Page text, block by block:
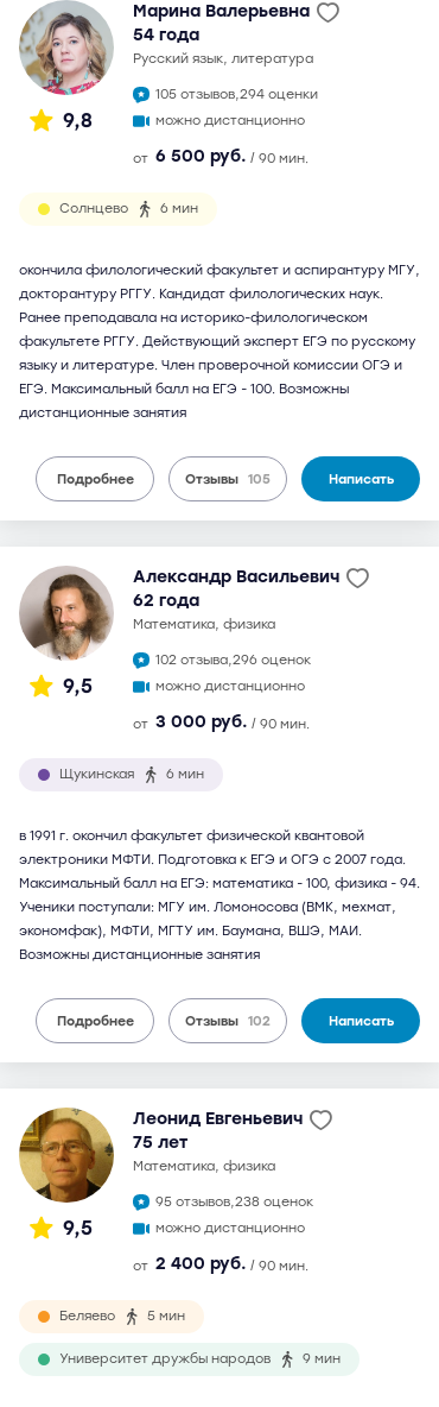
9,8
Марина Валерьевна
54 года
русский язык, литература
105 отзывов,294 оценки
можно дистанционно
от 6 500 руб. / 90 мин.
Солнцево 6 мин
окончила филологический факультет и аспирантуру МГУ,
докторантуру РГГУ. Кандидат филологических наук.
Ранее преподавала на историко-филологическом
факультете РГГУ. Действующий эксперт ЕГЭ по русскому
языку и литературе. Член проверочной комиссии ОГЭ и
ЕГЭ. Максимальный балл на ЕГЭ - 100. Возможны
дистанционные занятия
Подробнее Отзывы 105 Написать
9,5
Александр Васильевич
62 года
математика, физика
102 отзыва,296 оценок
можно дистанционно
от 3 000 руб. / 90 мин.
Щукинская 6 мин
в 1991 г. окончил факультет физической квантовой
электроники МФТИ. Подготовка к ЕГЭ и ОГЭ с 2007 года.
Максимальный балл на ЕГЭ: математика - 100, физика - 94.
Ученики поступали: МГУ им. Ломоносова (ВМК, мехмат,
экономфак), МФТИ, МГТУ им. Баумана, ВШЭ, МАИ.
Возможны дистанционные занятия
Подробнее Отзывы 102 Написать
9,5
Леонид Евгеньевич
75 лет
математика, физика
95 отзывов,238 оценок
можно дистанционно
от 2 400 руб. / 90 мин.
Беляево 5 мин
Университет дружбы народов 9 мин